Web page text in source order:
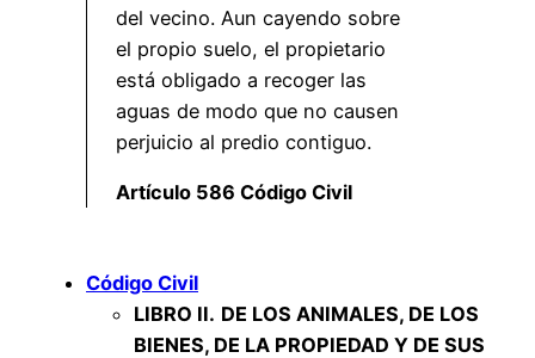
del vecino. Aun cayendo sobre
el propio suelo, el propietario
está obligado a recoger las
aguas de modo que no causen
perjuicio al predio contiguo.
Artículo 586 Código Civil
Código Civil
LIBRO II. DE LOS ANIMALES, DE LOS
BIENES, DE LA PROPIEDAD Y DE SUS